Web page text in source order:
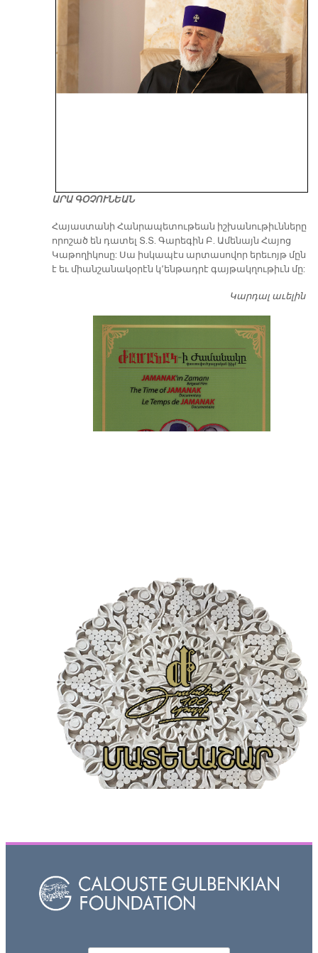
ԱՐԱ ԳՕՉՈՒՆԵԱՆ
​Հայաստանի Հանրապետութեան իշխանութիւնները
որոշած են դատել Տ.Տ. Գարեգին Բ. Ամենայն Հայոց
Կաթողիկոսը: Սա իսկապէս արտասովոր երեւոյթ մըն
է եւ միանշանակօրէն կ՚ենթադրէ գայթակղութիւն մը:
Կարդալ աւելին